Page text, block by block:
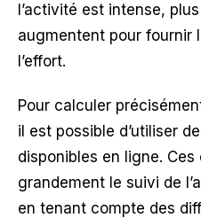
l’activité est intense,
augmentent pour fournir
l’effort.
Pour calculer
il est possible d’utiliser
disponibles en ligne.
grandement le suivi de
en tenant compte des